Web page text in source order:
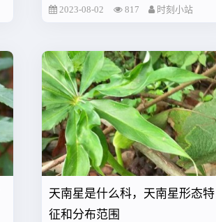
2023-08-02 817 时刻小站
天南星是什么科，天南星形态特
征和分布范围